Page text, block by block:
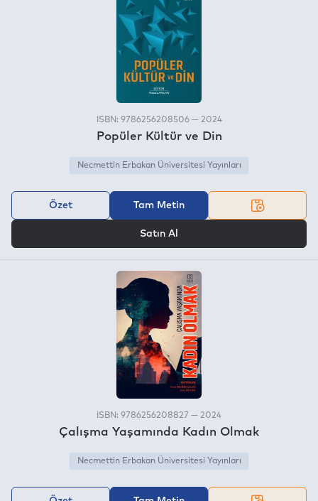
ISBN: 9786256208506 — 2024
Popüler Kültür ve Din
Necmettin Erbakan Üniversitesi Yayınları
Özet Tam Metin
Satın Al
ISBN: 9786256208827 — 2024
Çalışma Yaşamında Kadın Olmak
Necmettin Erbakan Üniversitesi Yayınları